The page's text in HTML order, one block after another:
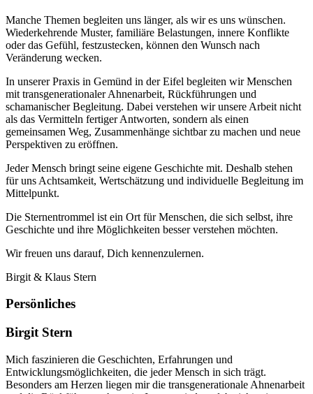
Manche Themen begleiten uns länger, als wir es uns wünschen.
Wiederkehrende Muster, familiäre Belastungen, innere Konflikte
oder das Gefühl, festzustecken, können den Wunsch nach
Veränderung wecken.
In unserer Praxis in Gemünd in der Eifel begleiten wir Menschen
mit transgenerationaler Ahnenarbeit, Rückführungen und
schamanischer Begleitung. Dabei verstehen wir unsere Arbeit nicht
als das Vermitteln fertiger Antworten, sondern als einen
gemeinsamen Weg, Zusammenhänge sichtbar zu machen und neue
Perspektiven zu eröffnen.
Jeder Mensch bringt seine eigene Geschichte mit. Deshalb stehen
für uns Achtsamkeit, Wertschätzung und individuelle Begleitung im
Mittelpunkt.
Die Sternentrommel ist ein Ort für Menschen, die sich selbst, ihre
Geschichte und ihre Möglichkeiten besser verstehen möchten.
Wir freuen uns darauf, Dich kennenzulernen.
Birgit & Klaus Stern
Persönliches
Birgit Stern
Mich faszinieren die Geschichten, Erfahrungen und
Entwicklungsmöglichkeiten, die jeder Mensch in sich trägt.
Besonders am Herzen liegen mir die transgenerationale Ahnenarbeit